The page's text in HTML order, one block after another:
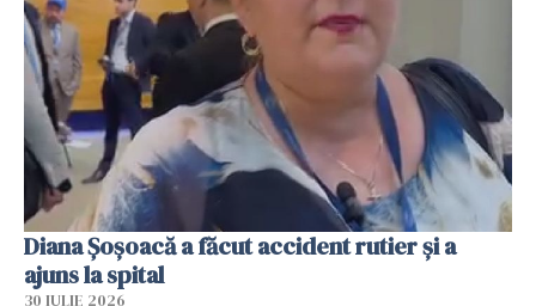
Diana Șoșoacă a făcut accident rutier și a
ajuns la spital
30 IULIE 2026